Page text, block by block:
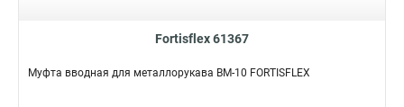
Fortisflex 61367
Муфта вводная для металлорукава ВМ-10 FORTISFLEX